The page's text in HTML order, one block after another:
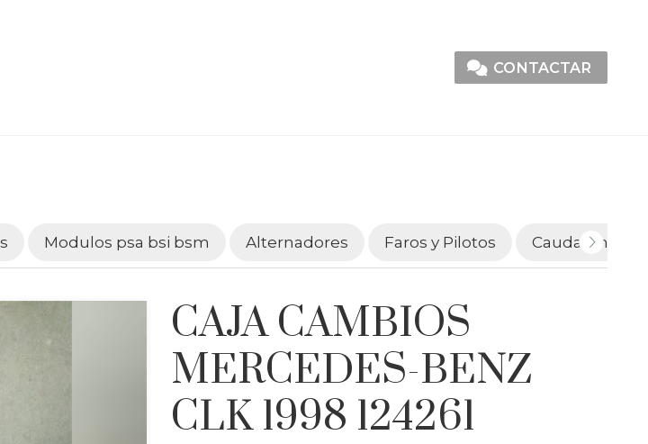
CONTACTAR
Modulos psa bsi bsm Alternadores Faros y Pilotos Caudalímetros
CAJA CAMBIOS
MERCEDES-BENZ
CLK 1998 124261